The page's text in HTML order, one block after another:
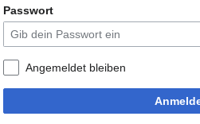
Passwort
Angemeldet bleiben